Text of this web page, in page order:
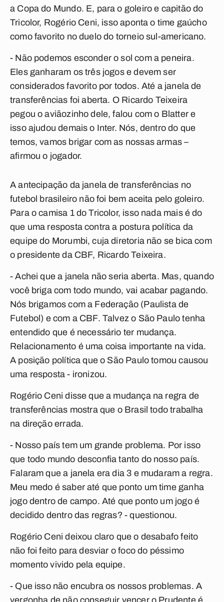
a Copa do Mundo. E, para o goleiro e capitão do
Tricolor, Rogério Ceni, isso aponta o time gaúcho
como favorito no duelo do torneio sul-americano.
- Não podemos esconder o sol com a peneira.
Eles ganharam os três jogos e devem ser
considerados favorito por todos. Até a janela de
transferências foi aberta. O Ricardo Teixeira
pegou o aviãozinho dele, falou com o Blatter e
isso ajudou demais o Inter. Nós, dentro do que
temos, vamos brigar com as nossas armas –
afirmou o jogador.
A antecipação da janela de transferências no
futebol brasileiro não foi bem aceita pelo goleiro.
Para o camisa 1 do Tricolor, isso nada mais é do
que uma resposta contra a postura política da
equipe do Morumbi, cuja diretoria não se bica com
o presidente da CBF, Ricardo Teixeira.
- Achei que a janela não seria aberta. Mas, quando
você briga com todo mundo, vai acabar pagando.
Nós brigamos com a Federação (Paulista de
Futebol) e com a CBF. Talvez o São Paulo tenha
entendido que é necessário ter mudança.
Relacionamento é uma coisa importante na vida.
A posição política que o São Paulo tomou causou
uma resposta - ironizou.
Rogério Ceni disse que a mudança na regra de
transferências mostra que o Brasil todo trabalha
na direção errada.
- Nosso país tem um grande problema. Por isso
que todo mundo desconfia tanto do nosso país.
Falaram que a janela era dia 3 e mudaram a regra.
Meu medo é saber até que ponto um time ganha
jogo dentro de campo. Até que ponto um jogo é
decidido dentro das regras? - questionou.
Rogério Ceni deixou claro que o desabafo feito
não foi feito para desviar o foco do péssimo
momento vivido pela equipe.
- Que isso não encubra os nossos problemas. A
vergonha de não conseguir vencer o Prudente é